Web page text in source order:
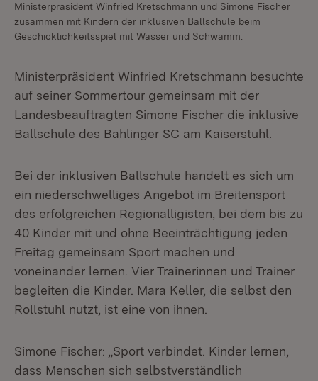
Ministerpräsident Winfried Kretschmann und Simone Fischer
zusammen mit Kindern der inklusiven Ballschule beim
Geschicklichkeitsspiel mit Wasser und Schwamm.
Ministerpräsident Winfried Kretschmann besuchte
auf seiner Sommertour gemeinsam mit der
Landesbeauftragten Simone Fischer die inklusive
Ballschule des Bahlinger SC am Kaiserstuhl.
Bei der inklusiven Ballschule handelt es sich um
ein niederschwelliges Angebot im Breitensport
des erfolgreichen Regionalligisten, bei dem bis zu
40 Kinder mit und ohne Beeinträchtigung jeden
Freitag gemeinsam Sport machen und
voneinander lernen. Vier Trainerinnen und Trainer
begleiten die Kinder. Mara Keller, die selbst den
Rollstuhl nutzt, ist eine von ihnen.
Simone Fischer: „Sport verbindet. Kinder lernen,
dass Menschen sich selbstverständlich